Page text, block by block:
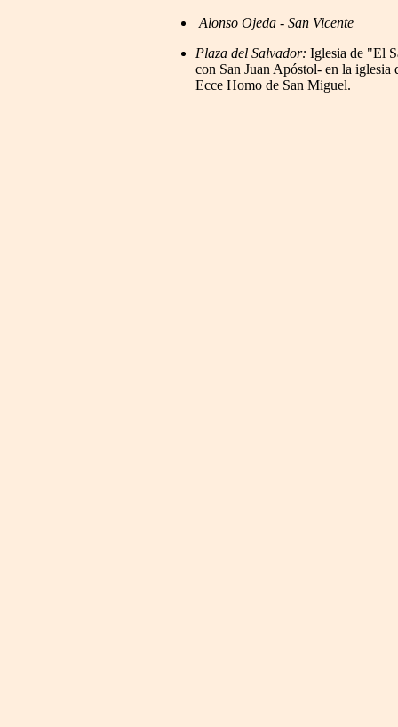
Alonso Ojeda - San Vicente
Plaza del Salvador: Iglesia de "El
con San Juan Apóstol- en la
Ecce Homo de San Miguel.